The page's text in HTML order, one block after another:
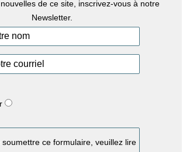
de ce site, inscrivez-vous à notre
Newsletter.
soumettre ce formulaire, veuillez lire